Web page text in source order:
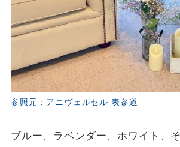
参照元：アニヴェルセル 表参道
ブルー、ラベンダー、ホワイト、